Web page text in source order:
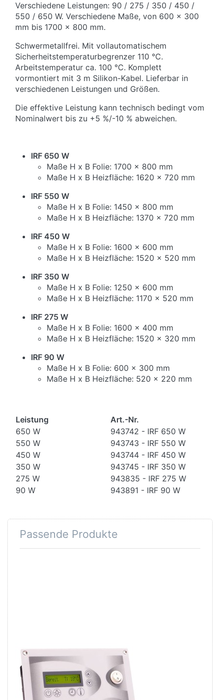
Verschiedene Leistungen: 90 / 275 / 350 / 450 /
550 / 650 W. Verschiedene Maße, von 600 x 300
mm bis 1700 x 800 mm.
Schwermetallfrei. Mit vollautomatischem
Sicherheitstemperaturbegrenzer 110 °C.
Arbeitstemperatur ca. 100 °C. Komplett
vormontiert mit 3 m Silikon-Kabel. Lieferbar in
verschiedenen Leistungen und Größen.
Die effektive Leistung kann technisch bedingt vom
Nominalwert bis zu +5 %/-10 % abweichen.
IRF 650 W
Maße H x B Folie: 1700 x 800 mm
Maße H x B Heizfläche: 1620 x 720 mm
IRF 550 W
Maße H x B Folie: 1450 x 800 mm
Maße H x B Heizfläche: 1370 x 720 mm
IRF 450 W
Maße H x B Folie: 1600 x 600 mm
Maße H x B Heizfläche: 1520 x 520 mm
IRF 350 W
Maße H x B Folie: 1250 x 600 mm
Maße H x B Heizfläche: 1170 x 520 mm
IRF 275 W
Maße H x B Folie: 1600 x 400 mm
Maße H x B Heizfläche: 1520 x 320 mm
IRF 90 W
Maße H x B Folie: 600 x 300 mm
Maße H x B Heizfläche: 520 x 220 mm
Leistung
Art.-Nr.
650 W
943742 - IRF 650 W
550 W
943743 - IRF 550 W
450 W
943744 - IRF 450 W
350 W
943745 - IRF 350 W
275 W
943835 - IRF 275 W
90 W
943891 - IRF 90 W
Passende Produkte
EOS InfraTec
Classic -
Elektronisches
Steuergerät für